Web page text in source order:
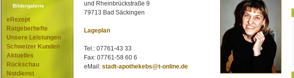
Bildergalerie
eRezept
Ratgeberhefte
Unsere Leistungen
Schweizer Kunden
Aktuelles
Rückschau
Notdienst
und Rheinbrückstraße 9
79713 Bad Säckingen
Lageplan
Tel.: 07761-43 33
Fax: 07761-58 60 6
eMail: stadt-apothekebs@t-online.de